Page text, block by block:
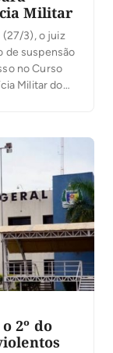
Militar
(27/3), o juiz
de suspensão
no Curso
Militar do
2º do